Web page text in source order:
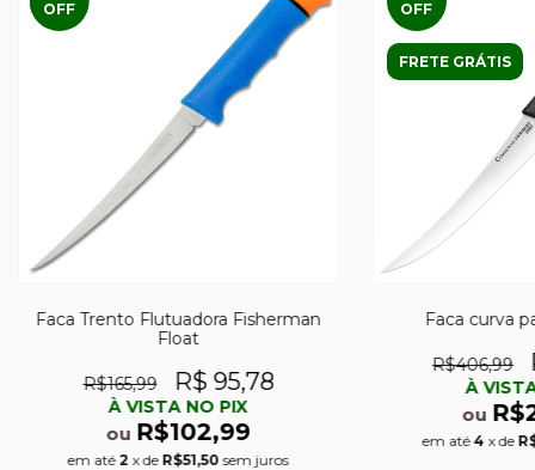
OFF
Faca Trento Flutuadora Fisherman
Float
R$165,99 R$ 95,78
À VISTA NO PIX
ou R$102,99
em até 2 x de R$51,50 sem juros
OFF
FRETE GRÁTIS
Faca curva
R$406,99
À
ou
em até4 x de